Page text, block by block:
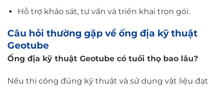
Hỗ trợ khảo sát, tư vấn và triển khai trọn gói.
Câu hỏi thường gặp về ống địa kỹ thuật
Geotube
Ống địa kỹ thuật Geotube có tuổi thọ bao lâu?
Nếu thi công đúng kỹ thuật và sử dụng vật liệu đạt